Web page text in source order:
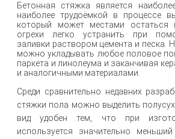
Бетонная стяжка является
наиболее трудоёмкой в процессе
который может местами остаться
огрехи легко устранить при
заливки раствором цемента и песка.
можно укладывать любое половое
паркета и линолеума и заканчивая
и аналогичными материалами.
Среди сравнительно недавних
стяжки пола можно выделить
вид удобен тем, что при
используется значительно